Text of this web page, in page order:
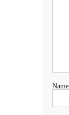
Name